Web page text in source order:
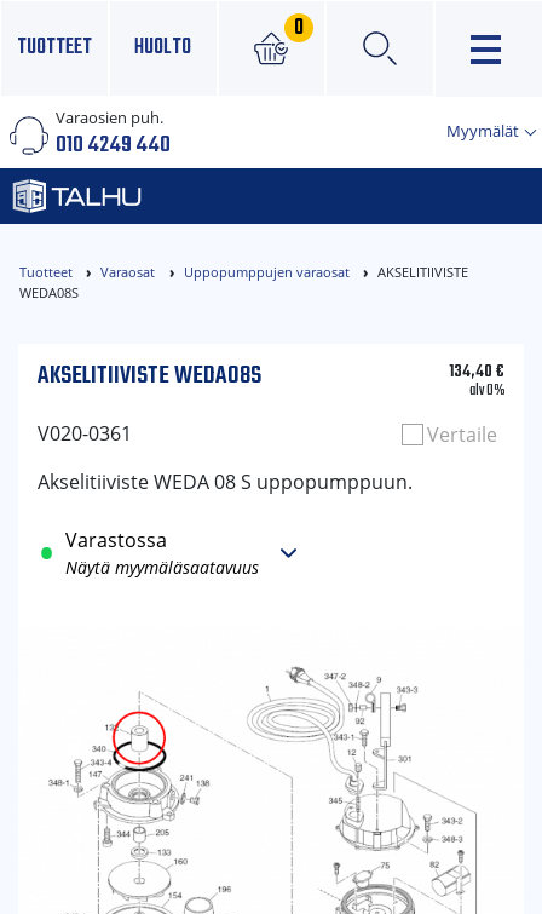
TUOTTEET HUOLTO
0
×
Varaosien puh.
010 4249 440 Myymälät
Tuotteet Varaosat Uppopumppujen varaosat
AKSELITIIVISTE
WEDA08S
AKSELITIIVISTE WEDA08S 134,40€
alv 0%
V020-0361
Vertaile
Akselitiiviste WEDA 08 S uppopumppuun.
Varastossa
Näytä myymäläsaatavuus